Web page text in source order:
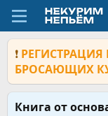
❗
БРОСАЮЩИХ
Книга от